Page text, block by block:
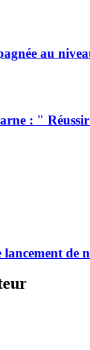
au
: "
lancement